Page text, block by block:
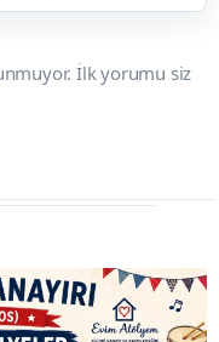
İlk yorumu siz